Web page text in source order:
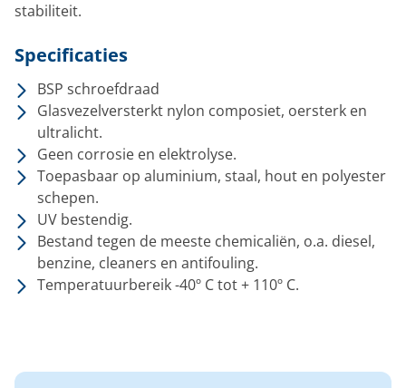
stabiliteit.
Specificaties
BSP schroefdraad
Glasvezelversterkt nylon composiet, oersterk en
ultralicht.
Geen corrosie en elektrolyse.
Toepasbaar op aluminium, staal, hout en polyester
schepen.
UV bestendig.
Bestand tegen de meeste chemicaliën, o.a. diesel,
benzine, cleaners en antifouling.
Temperatuurbereik -40º C tot + 110º C.